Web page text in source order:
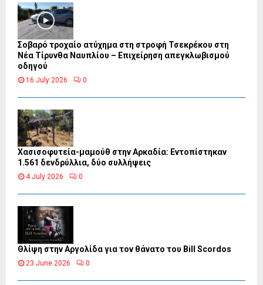
Σοβαρό τροχαίο ατύχημα στη στροφή Τσεκρέκου στη
Νέα Τίρυνθα Ναυπλίου – Επιχείρηση απεγκλωβισμού
οδηγού
16 July 2026 0
Χασισοφυτεία-μαμούθ στην Αρκαδία: Εντοπίστηκαν
1.561 δενδρύλλια, δύο συλλήψεις
4 July 2026 0
Θλίψη στην Αργολίδα για τον θάνατο του Bill Scordos
23 June 2026 0